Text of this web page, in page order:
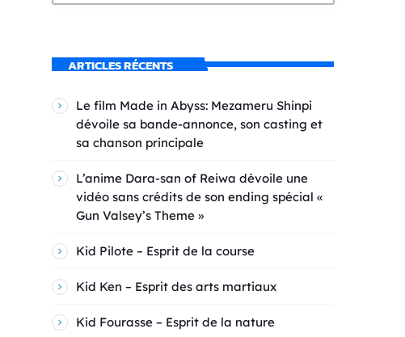
ARTICLES RÉCENTS
Le film Made in Abyss: Mezameru Shinpi
dévoile sa bande-annonce, son casting et
sa chanson principale
L’anime Dara-san of Reiwa dévoile une
vidéo sans crédits de son ending spécial «
Gun Valsey’s Theme »
Kid Pilote – Esprit de la course
Kid Ken – Esprit des arts martiaux
Kid Fourasse – Esprit de la nature